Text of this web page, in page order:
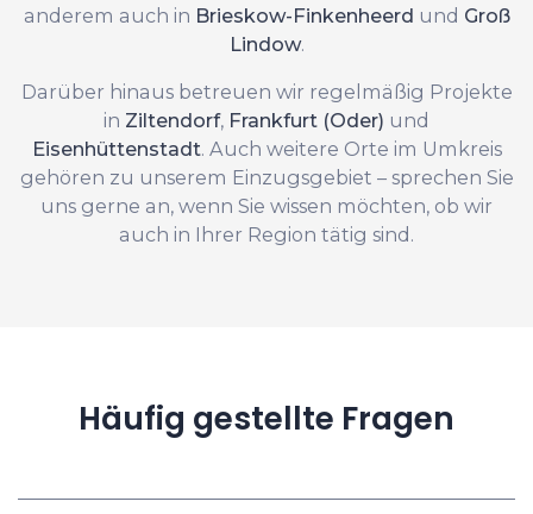
anderem auch in Brieskow-Finkenheerd und Groß
Lindow.
Darüber hinaus betreuen wir regelmäßig Projekte
in Ziltendorf, Frankfurt (Oder) und
Eisenhüttenstadt. Auch weitere Orte im Umkreis
gehören zu unserem Einzugsgebiet – sprechen Sie
uns gerne an, wenn Sie wissen möchten, ob wir
auch in Ihrer Region tätig sind.
Häufig gestellte Fragen